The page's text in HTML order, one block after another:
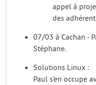
appel à
des
07/03 à Cachan -
Stéphane.
Solutions Linux :
Paul s’en occupe